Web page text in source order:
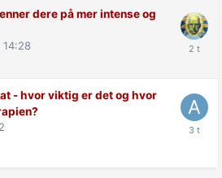
dere på mer intense og
- hvor viktig er det og hvor